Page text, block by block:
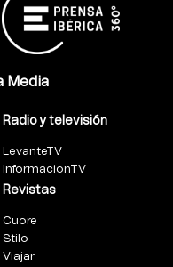
Media
Radio y televisión
LevanteTV
InformacionTV
Revistas
Cuore
Stilo
Viajar